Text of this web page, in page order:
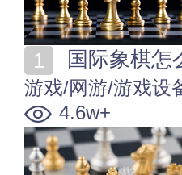
国际象棋怎
游戏/网游/游戏设
4.6w+